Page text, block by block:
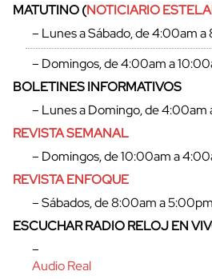
MATUTINO (NOTICIARIO
– Lunes a Sábado, de 4:00am
– Domingos, de 4:00am a
BOLETINES INFORMATIVOS
– Lunes a Domingo, de 4:00am
REVISTA SEMANAL
– Domingos, de 10:00am a
REVISTA ENFOQUE
– Sábados, de 8:00am a 5:00pm
ESCUCHAR RADIO RELOJ EN
–
Audio Real